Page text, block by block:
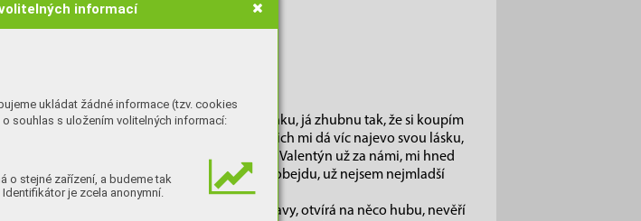
informací
ukládat žádné informace (tzv. cookies
souhlas s uložením volitelných informací:
o stejné zařízení, a budeme tak
je zcela anonymní.
zelené listy se budou tetelit v mírném vánku, já zhubnu tak, že si koupím
pupíček, mé děti se budou trumfovat, kdo z nich mi dá víc najevo svou lásku,
polibkem a jen tak, pro nic za nic, i když je Valentýn už za námi, mi hned
prsten. No… možná, že se bez prstenu obejdu, už nejsem nejmladší
srdce už nemuselo zvládnout.
tak tají dech, mrká na drát, má oči navrch hlavy, otvírá na něco hubu, nevěří